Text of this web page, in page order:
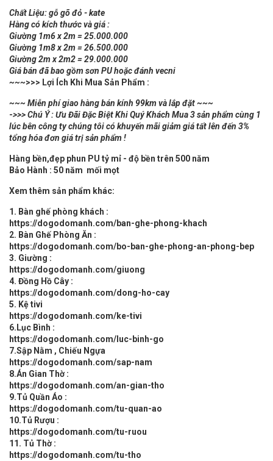
Chất Liệu: gỗ gõ đỏ - kate
Hàng có kích thước và giá :
Giường 1m6 x 2m = 25.000.000
Giường 1m8 x 2m = 26.500.000
Giường 2m x 2m2 = 29.000.000
Giá bán đã bao gồm sơn PU hoặc đánh vecni
~~~>>> Lợi Ích Khi Mua Sản Phẩm :
~~~ Miễn phí giao hàng bán kính 99km và lắp đặt ~~~
->>> Chú Ý : Ưu Đãi Đặc Biệt Khi Quý Khách Mua 3 sản phẩm cùng 1
lúc bên công ty chúng tôi có khuyến mãi giảm giá tất lên đến 3%
tổng hóa đơn giá trị sản phẩm !
Hàng bền,đẹp phun PU tỷ mỉ - độ bền trên 500 năm
Bảo Hành : 50 năm mối mọt
Xem thêm sản phẩm khác:
1. Bàn ghế phòng khách :
https://dogodomanh.com/ban-ghe-phong-khach
2. Bàn Ghế Phòng Ăn :
https://dogodomanh.com/bo-ban-ghe-phong-an-phong-bep
3. Giường :
https://dogodomanh.com/giuong
4. Đồng Hồ Cây :
https://dogodomanh.com/dong-ho-cay
5. Kệ tivi
https://dogodomanh.com/ke-tivi
6.Lục Bình :
https://dogodomanh.com/luc-binh-go
7.Sập Nằm , Chiếu Ngựa
https://dogodomanh.com/sap-nam
8.Án Gian Thờ :
https://dogodomanh.com/an-gian-tho
9.Tủ Quần Áo :
https://dogodomanh.com/tu-quan-ao
10.Tủ Rượu :
https://dogodomanh.com/tu-ruou
11. Tủ Thờ :
https://dogodomanh.com/tu-tho